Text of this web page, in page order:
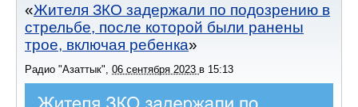
Жителя ЗКО задержали по подозрению в
стрельбе, после которой были ранены
трое, включая ребенка
Радио "Азаттык" 06 сентября 2023 в 15:13